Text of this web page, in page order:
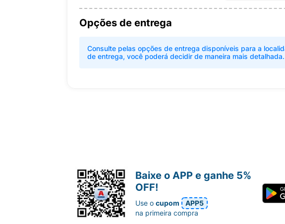
Opções de entrega
Consulte pelas opções de entrega disponíveis para a
de entrega, você poderá decidir de maneira mais detalhada.
Baixe o APP e ganhe 5%
OFF!
Use ocupom
APP5
na primeira compra